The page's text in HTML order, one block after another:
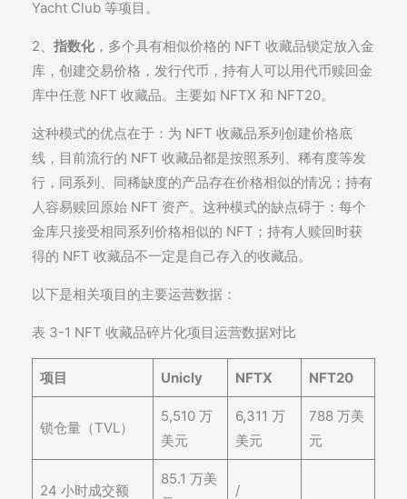
Yacht Club 等项目。
2、 指数化，多个具有相似价格的 NFT 收藏品锁定放入金
库，创建交易价格，发行代币，持有人可以用代币赎回金
库中任意 NFT 收藏品。主要如 NFTX 和 NFT20。
这种模式的优点在于：为 NFT 收藏品系列创建价格底
线，目前流行的 NFT 收藏品都是按照系列、稀有度等发
行，同系列、同稀缺度的产品存在价格相似的情况；持有
人容易赎回原始 NFT 资产。这种模式的缺点碍于：每个
金库只接受相同系列价格相似的 NFT；持有人赎回时获
得的 NFT 收藏品不一定是自己存入的收藏品。
以下是相关项目的主要运营数据：
表 3-1 NFT 收藏品碎片化项目运营数据对比
项目 Unicly NFTX NFT20
锁仓量（TVL）
5,510 万
美元
6,311 万
美元
788 万美
元
24 小时成交额
85.1 万美
/